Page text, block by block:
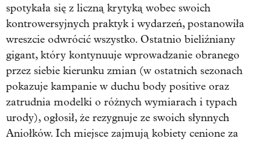
spotykała się z liczną krytyką wobec swoich
kontrowersyjnych praktyk i wydarzeń, postanowiła
wreszcie odwrócić wszystko. Ostatnio bieliźniany
gigant, który kontynuuje wprowadzanie obranego
przez siebie kierunku zmian (w ostatnich sezonach
pokazuje kampanie w duchu body positive oraz
zatrudnia modelki o różnych wymiarach i typach
urody), ogłosił, że rezygnuje ze swoich słynnych
Aniołków. Ich miejsce zajmują kobiety cenione za